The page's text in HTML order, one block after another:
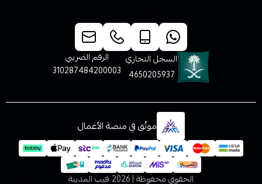
السجل التجاري
4650205937
الرقم الضريبي
310287484200003
موثّق في منصة الأعمال
الحقوق محفوظة | 2026 فيب المدينة